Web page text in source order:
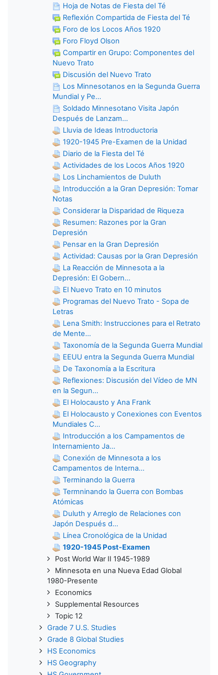
Hoja de Notas de Fiesta del Té
Reflexión Compartida de Fiesta del Té
Foro de los Locos Años 1920
Foro Floyd Olson
Compartir en Grupo: Componentes del
Nuevo Trato
Discusión del Nuevo Trato
Los Minnesotanos en la Segunda Guerra
Mundial y Pe...
Soldado Minnesotano Visita Japón
Después de Lanzam...
Lluvia de Ideas Introductoria
1920-1945 Pre-Examen de la Unidad
Diario de la Fiesta del Té
Actividades de los Locos Años 1920
Los Linchamientos de Duluth
Introducción a la Gran Depresión: Tomar
Notas
Considerar la Disparidad de Riqueza
Resumen: Razones por la Gran
Depresión
Pensar en la Gran Depresión
Actividad: Causas por la Gran Depresión
La Reacción de Minnesota a la
Depresión: El Gobern...
El Nuevo Trato en 10 minutos
Programas del Nuevo Trato - Sopa de
Letras
Lena Smith: Instrucciones para el Retrato
de Mente...
Taxonomía de la Segunda Guerra Mundial
EEUU entra la Segunda Guerra Mundial
De Taxonomía a la Escritura
Reflexiones: Discusión del Vídeo de MN
en la Segun...
El Holocausto y Ana Frank
El Holocausto y Conexiones con Eventos
Mundiales C...
Introducción a los Campamentos de
Internamiento Ja...
Conexión de Minnesota a los
Campamentos de Interna...
Terminando la Guerra
Termninando la Guerra con Bombas
Atómicas
Duluth y Arreglo de Relaciones con
Japón Después d...
Línea Cronológica de la Unidad
1920-1945 Post-Examen
Post World War II 1945-1989
Minnesota en una Nueva Edad Global
1980-Presente
Economics
Supplemental Resources
Topic 12
Grade 7 U.S. Studies
Grade 8 Global Studies
HS Economics
HS Geography